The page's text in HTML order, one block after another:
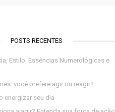
POSTS RECENTES
Estilo: Essências Numerológicas e
você prefere agir ou reagir?
energizar seu dia